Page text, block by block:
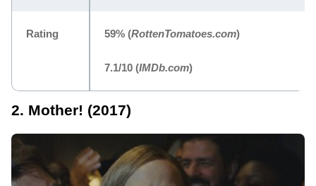
Rating 59% (RottenTomatoes.com)
7.1/10 (IMDb.com)
2. Mother! (2017)